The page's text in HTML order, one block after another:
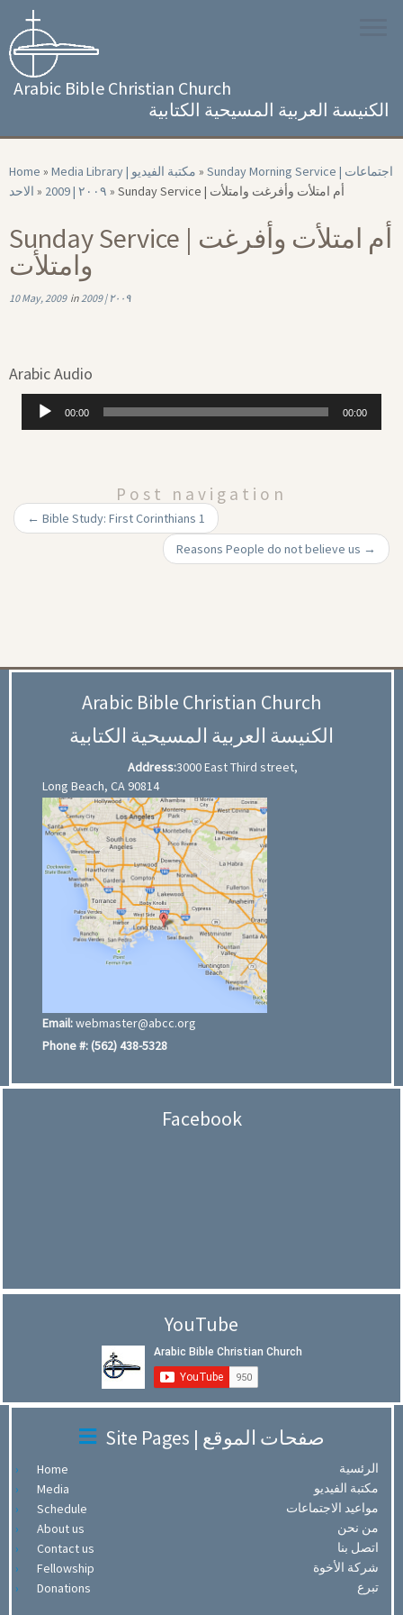
content
Arabic Bible Christian Church
الكنيسة العربية المسيحية الكتابية
Home » Media Library | مكتبة الفيديو » Sunday Morning Service | اجتماعات
الاحد » 2009 | ٢٠٠٩ » Sunday Service | أم امتلأت وأفرغت وامتلأت
Sunday Service | أم امتلأت وأفرغت
وامتلأت
10 May, 2009in 2009 | ٢٠٠٩
Arabic Audio
Audio
Player
00:00 00:00
Post navigation
← Bible Study: First Corinthians 1
Reasons People do not believe us →
Arabic Bible Christian Church
الكنيسة العربية المسيحية الكتابية
Address:3000 East Third street,
Long Beach, CA 90814
Email:webmaster@abcc.org
Phone #:(562) 438-5328
Facebook
YouTube
Site Pages | صفحات الموقع
Home
الرئسية
Media
مكتبة الفيديو
Schedule
مواعيد الاجتماعات
About us
من نحن
Contact us
اتصل بنا
Fellowship
شركة الأخوة
Donations
تبرع